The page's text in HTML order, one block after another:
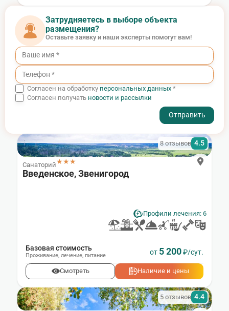
Затрудняетесь в выборе объекта
размещения?
Оставьте заявку и наши эксперты помогут вам!
Согласен на обработку персональных данных *
Согласен получать новости и рассылки
Санаторий★★★
8 отзывов 4.5
Введенское, Звенигород
Профили лечения: 6
Базовая стоимость
Проживание, лечение, питание от 5 200₽/сут.
Смотреть Наличие и цены
5 отзывов 4.4